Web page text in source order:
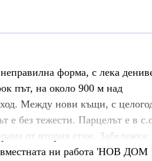
форма, с лека
път, на около 900 м над
Между нови къщи, с
е без тежести. Парцелът е в
от втория етаж. Забележка:
ни работа 'НОВ ДОМ